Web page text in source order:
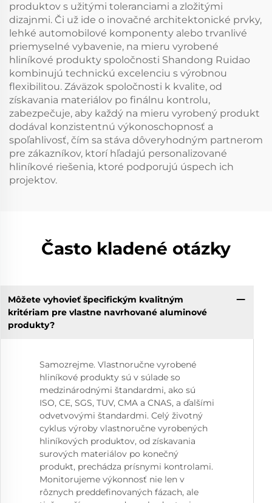
produktov s užitými toleranciami a zložitými
dizajnmi. Či už ide o inovačné architektonické prvky,
lehké automobilové komponenty alebo trvanlivé
priemyselné vybavenie, na mieru vyrobené
hliníkové produkty spoločnosti Shandong Ruidao
kombinujú technickú excelenciu s výrobnou
flexibilitou. Záväzok spoločnosti k kvalite, od
získavania materiálov po finálnu kontrolu,
zabezpečuje, aby každý na mieru vyrobený produkt
dodával konzistentnú výkonoschopnosť a
spoľahlivosť, čím sa stáva dôveryhodným partnerom
pre zákazníkov, ktorí hľadajú personalizované
hliníkové riešenia, ktoré podporujú úspech ich
projektov.
Často kladené otázky
Môžete vyhovieť špecifickým kvalitným
kritériam pre vlastne navrhované aluminové
produkty?
Samozrejme. Vlastnoručne vyrobené
hliníkové produkty sú v súlade so
medzinárodnými štandardmi, ako sú
ISO, CE, SGS, TUV, CMA a CNAS, a ďalšími
odvetvovými štandardmi. Celý životný
cyklus výroby vlastnoručne vyrobených
hliníkových produktov, od získavania
surových materiálov po konečný
produkt, prechádza prísnymi kontrolami.
Monitorujeme výkonnosť nie len v
rôznych preddefinovaných fázach, ale